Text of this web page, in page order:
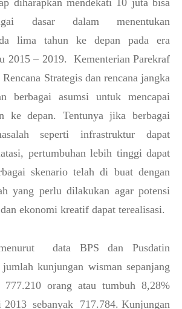
diharapkan mendekati 10 juta bisa
dasar dalam menentukan
lima tahun ke depan pada era
2015 – 2019. Kementerian Parekraf
Strategis dan rencana jangka
berbagai asumsi untuk mencapai
ke depan. Tentunya jika berbagai
seperti infrastruktur dapat
pertumbuhan lebih tinggi dapat
skenario telah di buat dengan
yang perlu dilakukan agar potensi
ekonomi kreatif dapat terealisasi.
data BPS dan Pusdatin
kunjungan wisman sepanjang
orang atau tumbuh 8,28%
2013 sebanyak 717.784. Kunjungan